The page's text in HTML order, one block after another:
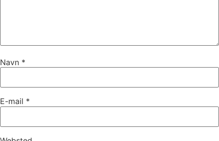
Navn *
E-mail *